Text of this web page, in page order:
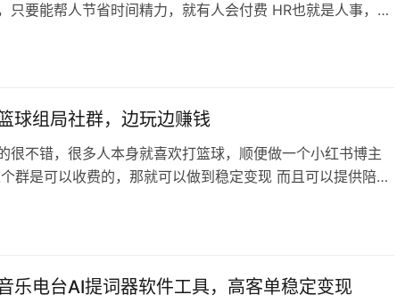
只要能帮人节省时间精力，就有人会付费 HR也就是人事，经
发布，价格也很便宜，那就直接买了 这个博主还提供文案会
球组局社群，边玩边赚钱
很不错，很多人本身就喜欢打篮球，顺便做一个小红书博主
群是可以收费的，那就可以做到稳定变现 而且可以提供陪练
不少，而且是顺带的，自己就打球 总的来说这种通过收费组
乐电台AI提词器软件工具，高客单稳定变现